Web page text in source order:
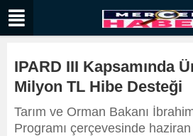
IPARD III Kapsamında
Milyon TL Hibe Desteği
Tarım ve Orman Bakanı
Programı çerçevesinde